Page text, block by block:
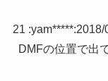
21 :yam*****:2018/
DMFの位置で出